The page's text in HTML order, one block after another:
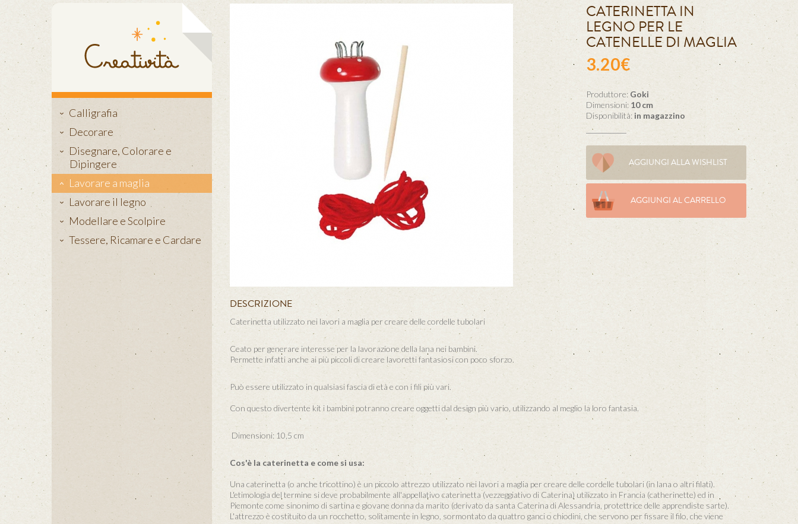
Calligrafia
Decorare
Disegnare, Colorare e
Dipingere
Lavorare a maglia
Lavorare il legno
Modellare e Scolpire
Tessere, Ricamare e Cardare
CATERINETTA IN
LEGNO PER LE
CATENELLE DI MAGLIA
3.20€
Produttore: Goki
Dimensioni: 10 cm
Disponibilità: in magazzino
AGGIUNGI ALLA WISHLIST
AGGIUNGI AL CARRELLO
DESCRIZIONE
Caterinetta utilizzato nei lavori a maglia per creare delle cordelle tubolari
Ceato per generare interesse per la lavorazione della lana nei bambini.
Permette infatti anche ai più piccoli di creare lavoretti fantasiosi con poco sforzo.
Può essere utilizzato in qualsiasi fascia di età e con i fili più vari.
Con questo divertente kit i bambini potranno creare oggetti dal design più vario, utilizzando al meglio la loro fantasia.
Dimensioni: 10,5 cm
Cos'è la caterinetta e come si usa:
Una caterinetta (o anche tricottino) è un piccolo attrezzo utilizzato nei lavori a maglia per creare delle cordelle tubolari (in lana o altri filati).
L'etimologia del termine si deve probabilmente all'appellativo caterinetta (vezzeggiativo di Caterina) utilizzato in Francia (catherinette) ed in
Piemonte come sinonimo di sartina e giovane donna da marito (derivato da santa Caterina di Alessandria, protettrice delle apprendiste sarte).
L'attrezzo è costituito da un rocchetto, solitamente in legno, sormontato da quattro ganci o chiodini, che servono per fissare il filo, che viene